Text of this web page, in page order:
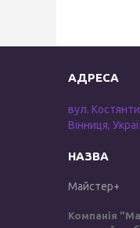
вул.
Вінниця,
Майстер+
Компанія